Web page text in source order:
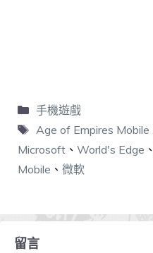
手機遊戲
Age of Empires Mobile
Microsoft 、 World's Edge 、
Mobile 、 微軟
留言